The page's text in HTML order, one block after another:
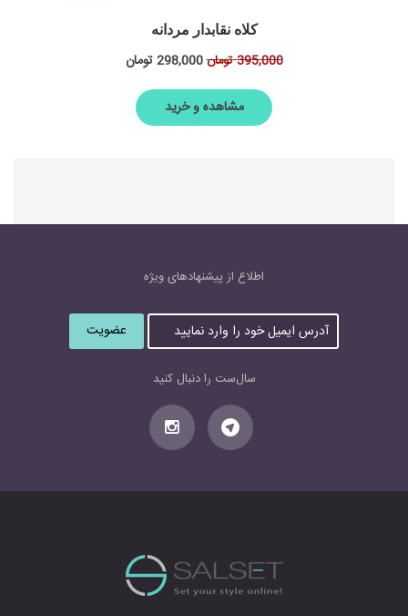
کلاه نقابدار مردانه
395,000تومان298,000تومان
مشاهده و خرید
اطلاع از پیشنهاد‌های‌ ویژه
آ
د
ر
س
ی
م
ی
خ
ا
و
سال‌ست را دنبال کنید